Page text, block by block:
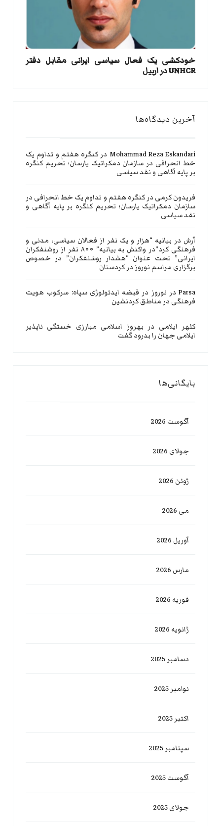
خودکشی یک فعال سیاسی ایرانی مقابل دفتر
UNHCR در اربیل
آخرین دیدگاه‌ها
Mohammad Reza Eskandari در کنگره هفتم و تداوم یک
خط انحرافی در سازمان دمکراتیک یارسان؛ تحریم کنگره
بر پایه آگاهی و نقد سیاسی
فریدون کرمی درکنگره هفتم و تداوم یک خط انحرافی در
سازمان دمکراتیک یارسان؛ تحریم کنگره بر پایه آگاهی و
نقد سیاسی
آرش در بیانیه “هزار و یک نفر از فعالان سیاسی، مدنی و
فرهنگی کرد”در واکنش به بیانیه” ۸۰۰ نفر از روشنفکران
ایرانی” تحت عنوان “هشدار روشنفکران” در خصوص
برگزاری مراسم نوروز در کردستان
Parsa در نوروز در قبضه ایدئولوژی سپاه: سرکوب هویت
فرهنگی در مناطق کردنشین
کلهر ایلامی در بهروز اسلامی مبارزی خستگی ناپذیر
ایلامی جهان را بدرود گفت
بایگانی‌ها
آگوست 2026
جولای 2026
ژوئن 2026
می 2026
آوریل 2026
مارس 2026
فوریه 2026
ژانویه 2026
دسامبر 2025
نوامبر 2025
اکتبر 2025
سپتامبر 2025
آگوست 2025
جولای 2025